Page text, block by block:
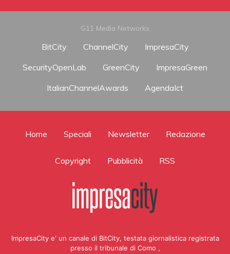
G11 Media Networks
BitCity ChannelCity
ImpresaCity
SecurityOpenLab
GreenCity
ImpresaGreen
ItalianChannelAwards
AgendaIct
Home Speciali Newsletter Redazione
Copyright Pubblicità RSS
ImpresaCity e' un canale di BitCity, testata giornalistica registrata
presso il tribunale di Como ,